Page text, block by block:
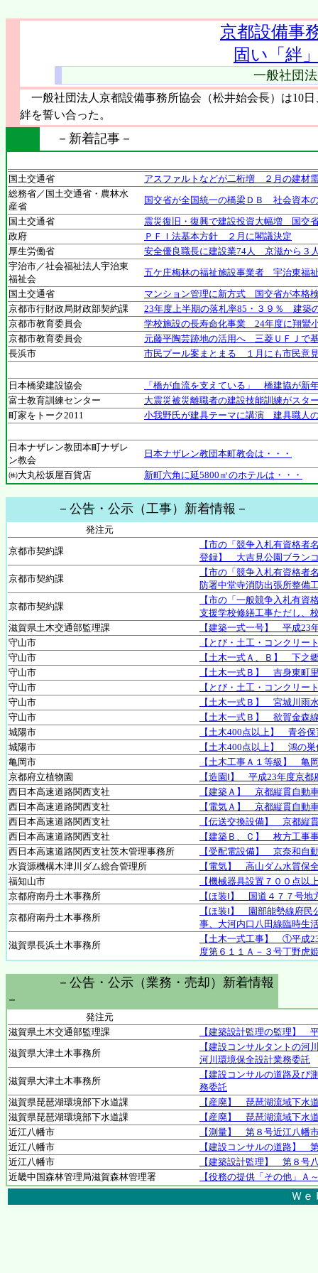
京都設備事
固い「絆
一般社団
一般社団法人京都設備事務所協会（松井始会長）は10
絆を誓い合った。
－新着記事－
国土交通省
アスファルトなどが二桁増 ２月の建材
総務省／国土交通省・農林水
産省
国交省が全国統一の橋梁ＤＢ 社会資本
国土交通省
震災復旧・復興で建設投資大幅増 国交
政府
ＰＦＩ法基本方針 ２月に閣議決定
厚生労働省
安全優良職長に建設業74人 京滋から３
宇治市／社会福祉法人宇治東
福祉会
五ケ庄梅林の福祉施設事業者 宇治東福
国土交通省
マンション管理に新方式 国交省が本格
京都市行財政局財政部契約課
23年度上半期の落札率85・３９％ 建築
京都市教育委員会
学校施設の長寿命化事業 24年度に翔鸞
京都市教育委員会
元藤平陶芸跡地の活用へ 三菱ＵＦＪで
長浜市
市民プール案まとまる １月にも市民意
日本橋梁建設協会
「橋が血流を支えている」 橋建協が新
富士教育訓練センター
大震災被災離職者の建設技能訓練がス
町家をトーク2011
小我野氏が建具テーマに講演 建具職人
日本ナザレン教団本町ナザレ
ン教会
日本ナザレン教団本町教会は・・・
㈱大丸松坂屋百貨店
新町六角に延5800㎡のホテルは・・・
－公告・公示（工事）新着情報－
発注元
京都市契約課
【市の「競争入札有資格
登録】 大吉見公園ブラン
京都市契約課
【市の「競争入札有資格
防署中堂寺消防出張所整備
京都市契約課
【市の「一般競争入札有
支援学校修繕工事ただし、
滋賀県土木交通部監理課
【建築一式一号】 平成23
守山市
【とび・土工・コンクリ
守山市
【土木一式Ａ、Ｂ】 下之
守山市
【土木一式Ｂ】 吉身東町
守山市
【とび・土工・コンクリ
守山市
【土木一式Ｂ】 宮城川雨
守山市
【土木一式Ｂ】 欲賀金森
城陽市
【土木400点以上】 青谷
城陽市
【土木400点以上】 鴻の
亀岡市
【土木工事Ａ１等級】 亀
京都府立植物園
【造園Ⅰ】 平成23年度京
西日本高速道路関西支社
【建築Ａ】 京都縦貫自動
西日本高速道路関西支社
【電気Ａ】 京都縦貫自動
西日本高速道路関西支社
【伝送交換設備】 京都縦
西日本高速道路関西支社
【建築Ｂ、Ｃ】 枚方工事
西日本高速道路関西支社茨木管理事務所
【受配電設備】 京奈和自
水資源機構木津川ダム総合管理所
【電気】 高山ダム水質保
福知山市
【機械器具設置７００点
京都府南丹土木事務所
【ほ装Ⅰ】 国道４７７号地
京都府南丹土木事務所
【ほ装Ⅰ】 園部能勢線府民
事、大河内口八田線臨時生
滋賀県長浜土木事務所
【土木一式工事】 ①平成
度第６１１Ａ－３号丁野虎
－公告・公示（業務・売却）新着情報
－
発注元
滋賀県土木交通部監理課
【建築設計監理の監理】
滋賀県大津土木事務所
【建設コンサルタントの
河川環境保全設計業務委託
滋賀県大津土木事務所
【建設コンサルの道路及
務委託
滋賀県琵琶湖環境部下水道課
【産廃】 琵琶湖流域下水
滋賀県琵琶湖環境部下水道課
【産廃】 琵琶湖流域下水
近江八幡市
【測量】 第８号近江八幡
近江八幡市
【建設コンサルの道路】
近江八幡市
【建築設計監理】 第８号
近畿中国森林管理局滋賀森林管理署
【役務の提供「その他」
Ｗｅ